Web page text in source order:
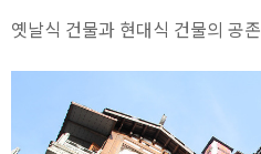
옛날식 건물과 현대식 건물의 공존